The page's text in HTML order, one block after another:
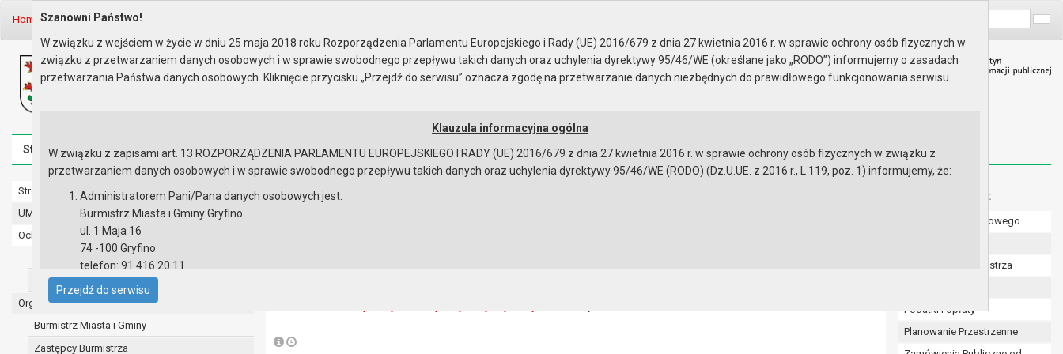
Home Informacje Zamówienia publiczne do 2015 r..
Biuletyn Informacji Publicznej
Urząd Miasta i Gminy w Gryfinie
Strona główna Mapa serwisu Aktualności Redakcja Instrukcja korzystania Dostępność
Strona główna
UMiG - telefony wewnętrzne
Ochrona danych osobowych
Urząd Miasta i Gminy w Gryfinie
Straż Miejska
Organy
Burmistrz Miasta i Gminy
Zastępcy Burmistrza
Rok 2011 Menu dodatkowe:
Numer konta bankowego
Zarządzenia Burmistrza
Podatki i opłaty
Planowanie Przestrzenne
Szanowni Państwo!
W związku z wejściem w życie w dniu 25 maja 2018 roku Rozporządzenia Parlamentu Europejskiego i Rady (UE) 2016/679 z dnia 27 kwietnia 2016 r. w sprawie ochrony osób fizycznych w
związku z przetwarzaniem danych osobowych i w sprawie swobodnego przepływu takich danych oraz uchylenia dyrektywy 95/46/WE (określane jako „RODO”) informujemy o zasadach
przetwarzania Państwa danych osobowych. Kliknięcie przycisku „Przejdź do serwisu” oznacza zgodę na przetwarzanie danych niezbędnych do prawidłowego funkcjonowania serwisu.
Klauzula informacyjna ogólna
W związku z zapisami art. 13 ROZPORZĄDZENIA PARLAMENTU EUROPEJSKIEGO I RADY (UE) 2016/679 z dnia 27 kwietnia 2016 r. w sprawie ochrony osób fizycznych w związku z
przetwarzaniem danych osobowych i w sprawie swobodnego przepływu takich danych oraz uchylenia dyrektywy 95/46/WE (RODO) (Dz.U.UE. z 2016 r., L 119, poz. 1) informujemy, że:
Administratorem Pani/Pana danych osobowych jest:
Burmistrz Miasta i Gminy Gryfino
ul. 1 Maja 16
74 -100 Gryfino
telefon: 91 416 20 11
e-mail:
burmistrz@gryfino.pl
Dane kontaktowe Inspektora Ochrony Danych:
e-mail:iod@gryfino.pl
Przejdź do serwisu